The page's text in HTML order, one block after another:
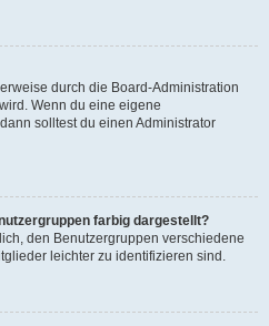
durch die Board-Administration
Wenn du eine eigene
solltest du einen Administrator
farbig dargestellt?
den Benutzergruppen verschiedene
leichter zu identifizieren sind.